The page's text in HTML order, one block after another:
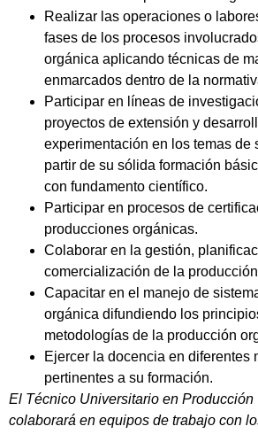
Realizar las operaciones o
fases de los procesos
orgánica aplicando técnicas de
enmarcados dentro de la
Participar en líneas de
proyectos de extensión y
experimentación en los temas de
partir de su sólida formación
con fundamento científico.
Participar en procesos de
producciones orgánicas.
Colaborar en la gestión,
comercialización de la
Capacitar en el manejo de
orgánica difundiendo los
metodologías de la producción
Ejercer la docencia en diferentes
pertinentes a su formación.
El Técnico Universitario en Producción
colaborará en equipos de trabajo con